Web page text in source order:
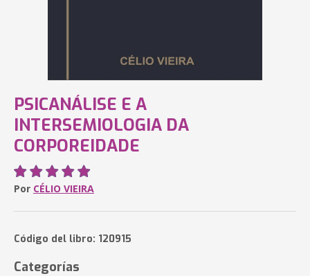
PSICANÁLISE E A
INTERSEMIOLOGIA DA
CORPOREIDADE
Por CÉLIO VIEIRA
Código del libro: 120915
Categorías